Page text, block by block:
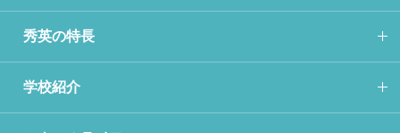
秀英の特長
学校紹介